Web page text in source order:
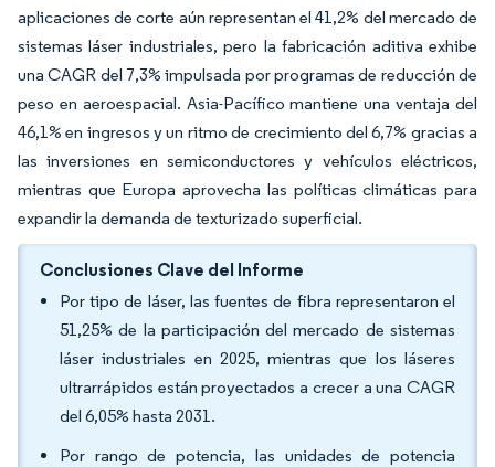
aplicaciones de corte aún representan el 41,2% del mercado de
sistemas láser industriales, pero la fabricación aditiva exhibe
una CAGR del 7,3% impulsada por programas de reducción de
peso en aeroespacial. Asia-Pacífico mantiene una ventaja del
46,1% en ingresos y un ritmo de crecimiento del 6,7% gracias a
las inversiones en semiconductores y vehículos eléctricos,
mientras que Europa aprovecha las políticas climáticas para
expandir la demanda de texturizado superficial.
Conclusiones Clave del Informe
Por tipo de láser, las fuentes de fibra representaron el
51,25% de la participación del mercado de sistemas
láser industriales en 2025, mientras que los láseres
ultrarrápidos están proyectados a crecer a una CAGR
del 6,05% hasta 2031.
Por rango de potencia, las unidades de potencia